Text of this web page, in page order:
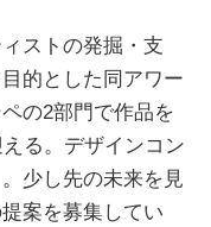
ストの発掘・支
的とした同アワー
の2部門で作品を
る。デザインコン
少し先の未来を見
案を募集してい